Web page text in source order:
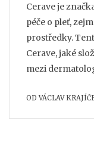
Cerave je
péče o pleť,
prostředky.
Cerave, jaké
mezi
zlepšit stav vaší
ODVÁCLAV